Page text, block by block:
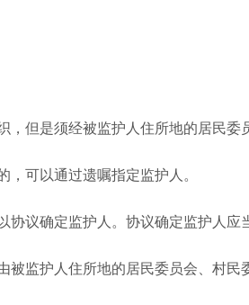
是须经被监护人住所地的居民委
可以通过遗嘱指定监护人。
确定监护人。协议确定监护人应当
护人住所地的居民委员会、村民